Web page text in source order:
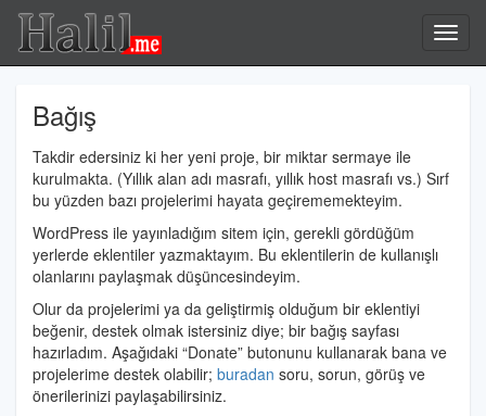
Halil.me
Bağış
Mayıs
2010Halil
İbrahim
Takdir edersiniz ki her yeni proje, bir miktar sermaye ile
kurulmakta. (Yıllık alan adı masrafı, yıllık host masrafı vs.) Sırf
bu yüzden bazı projelerimi hayata geçirememekteyim.
WordPress ile yayınladığım sitem için, gerekli gördüğüm
yerlerde eklentiler yazmaktayım. Bu eklentilerin de kullanışlı
olanlarını paylaşmak düşüncesindeyim.
Olur da projelerimi ya da geliştirmiş olduğum bir eklentiyi
beğenir, destek olmak istersiniz diye; bir bağış sayfası
hazırladım. Aşağıdaki “Donate” butonunu kullanarak bana ve
projelerime destek olabilir; buradan soru, sorun, görüş ve
önerilerinizi paylaşabilirsiniz.